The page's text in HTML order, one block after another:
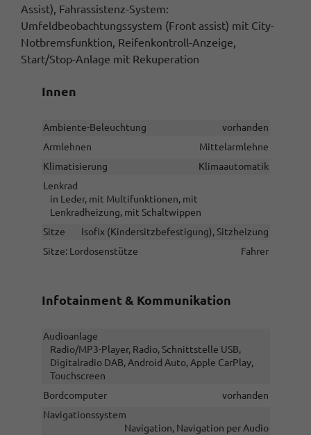
Assist), Fahrassistenz-System:
Umfeldbeobachtungssystem (Front assist) mit City-
Notbremsfunktion, Reifenkontroll-Anzeige,
Start/Stop-Anlage mit Rekuperation
Innen
Ambiente-Beleuchtung
vorhanden
Armlehnen
Mittelarmlehne
Klimatisierung
Klimaautomatik
Lenkrad
in Leder, mit Multifunktionen, mit
Lenkradheizung, mit Schaltwippen
Sitze
Isofix (Kindersitzbefestigung), Sitzheizung
Sitze: Lordosenstütze
Fahrer
Infotainment & Kommunikation
Audioanlage
Radio/MP3-Player, Radio, Schnittstelle USB,
Digitalradio DAB, Android Auto, Apple CarPlay,
Touchscreen
Bordcomputer
vorhanden
Navigationssystem
Navigation, Navigation per Audio